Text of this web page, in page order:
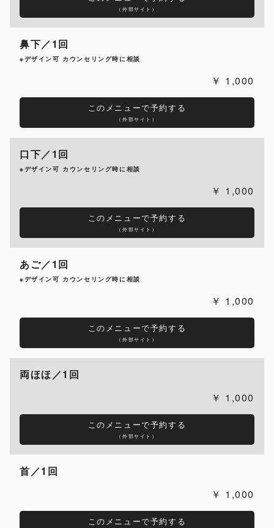
（外部サイト）
鼻下／1回
※デザイン可 カウンセリング時に相談
1,000
このメニューで予約する
（外部サイト）
口下／1回
※デザイン可 カウンセリング時に相談
1,000
このメニューで予約する
（外部サイト）
あご／1回
※デザイン可 カウンセリング時に相談
1,000
このメニューで予約する
（外部サイト）
両ほほ／1回
1,000
このメニューで予約する
（外部サイト）
首／1回
1,000
このメニューで予約する